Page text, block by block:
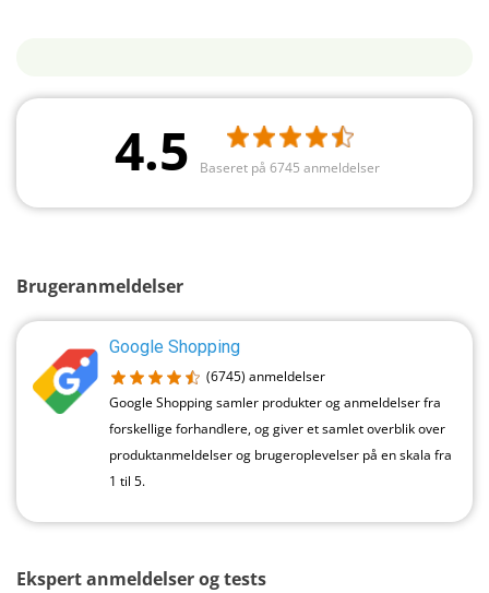
4.5 Baseret på 6745 anmeldelser
Brugeranmeldelser
Google Shopping
(6745) anmeldelser
Google Shopping samler produkter og anmeldelser fra
forskellige forhandlere, og giver et samlet overblik over
produktanmeldelser og brugeroplevelser på en skala fra
1 til 5.
Ekspert anmeldelser og tests